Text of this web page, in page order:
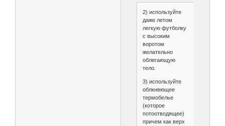
2) используйте
даже летом
легкую футболку
с высоким
воротом
желательно
облегающую
тело.
3) используйте
облкнвющее
термобелье
(которое
потоотводящее)
причем как верх